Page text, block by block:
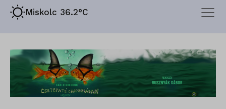
Miskolc 36.2°C